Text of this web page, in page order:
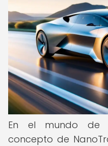
En el mundo de
concepto de